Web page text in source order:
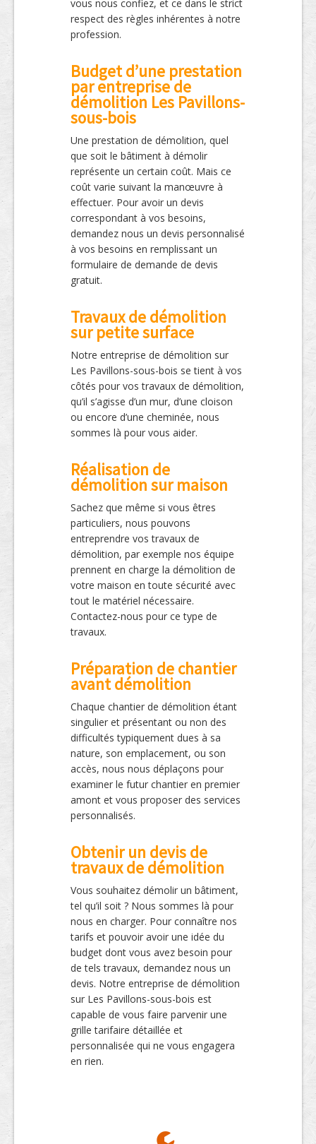
vous nous confiez, et ce dans le strict
respect des règles inhérentes à notre
profession.
Budget d’une prestation
par entreprise de
démolition Les Pavillons-
sous-bois
Une prestation de démolition, quel
que soit le bâtiment à démolir
représente un certain coût. Mais ce
coût varie suivant la manœuvre à
effectuer. Pour avoir un devis
correspondant à vos besoins,
demandez nous un devis personnalisé
à vos besoins en remplissant un
formulaire de demande de devis
gratuit.
Travaux de démolition
sur petite surface
Notre entreprise de démolition sur
Les Pavillons-sous-bois se tient à vos
côtés pour vos travaux de démolition,
qu’il s’agisse d’un mur, d’une cloison
ou encore d’une cheminée, nous
sommes là pour vous aider.
Réalisation de
démolition sur maison
Sachez que même si vous êtres
particuliers, nous pouvons
entreprendre vos travaux de
démolition, par exemple nos équipe
prennent en charge la démolition de
votre maison en toute sécurité avec
tout le matériel nécessaire.
Contactez-nous pour ce type de
travaux.
Préparation de chantier
avant démolition
Chaque chantier de démolition étant
singulier et présentant ou non des
difficultés typiquement dues à sa
nature, son emplacement, ou son
accès, nous nous déplaçons pour
examiner le futur chantier en premier
amont et vous proposer des services
personnalisés.
Obtenir un devis de
travaux de démolition
Vous souhaitez démolir un bâtiment,
tel qu’il soit ? Nous sommes là pour
nous en charger. Pour connaître nos
tarifs et pouvoir avoir une idée du
budget dont vous avez besoin pour
de tels travaux, demandez nous un
devis. Notre entreprise de démolition
sur Les Pavillons-sous-bois est
capable de vous faire parvenir une
grille tarifaire détaillée et
personnalisée qui ne vous engagera
en rien.